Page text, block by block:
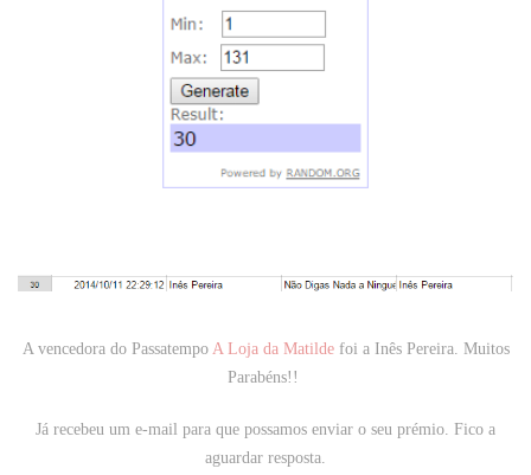
A vencedora do Passatempo A Loja da Matilde foi a Inês Pereira. Muitos
Parabéns!!
Já recebeu um e-mail para que possamos enviar o seu prémio. Fico a
aguardar resposta.